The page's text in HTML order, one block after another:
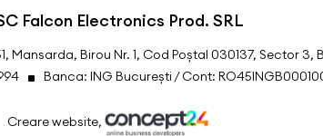
Falcon Electronics Prod. SRL
Mansarda, Birou Nr. 1, Cod Poștal 030137, Sector 3,
Banca: ING București / Cont:
Creare website,